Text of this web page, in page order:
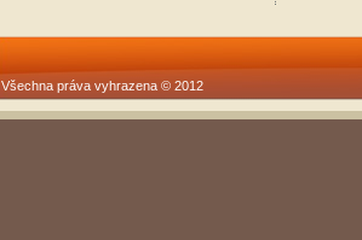
Všechna práva vyhrazena © 2012